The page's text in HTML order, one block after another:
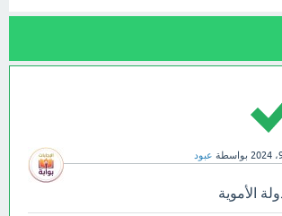
بواسطة عبود
الأموية